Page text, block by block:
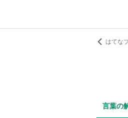
はてな
言葉の